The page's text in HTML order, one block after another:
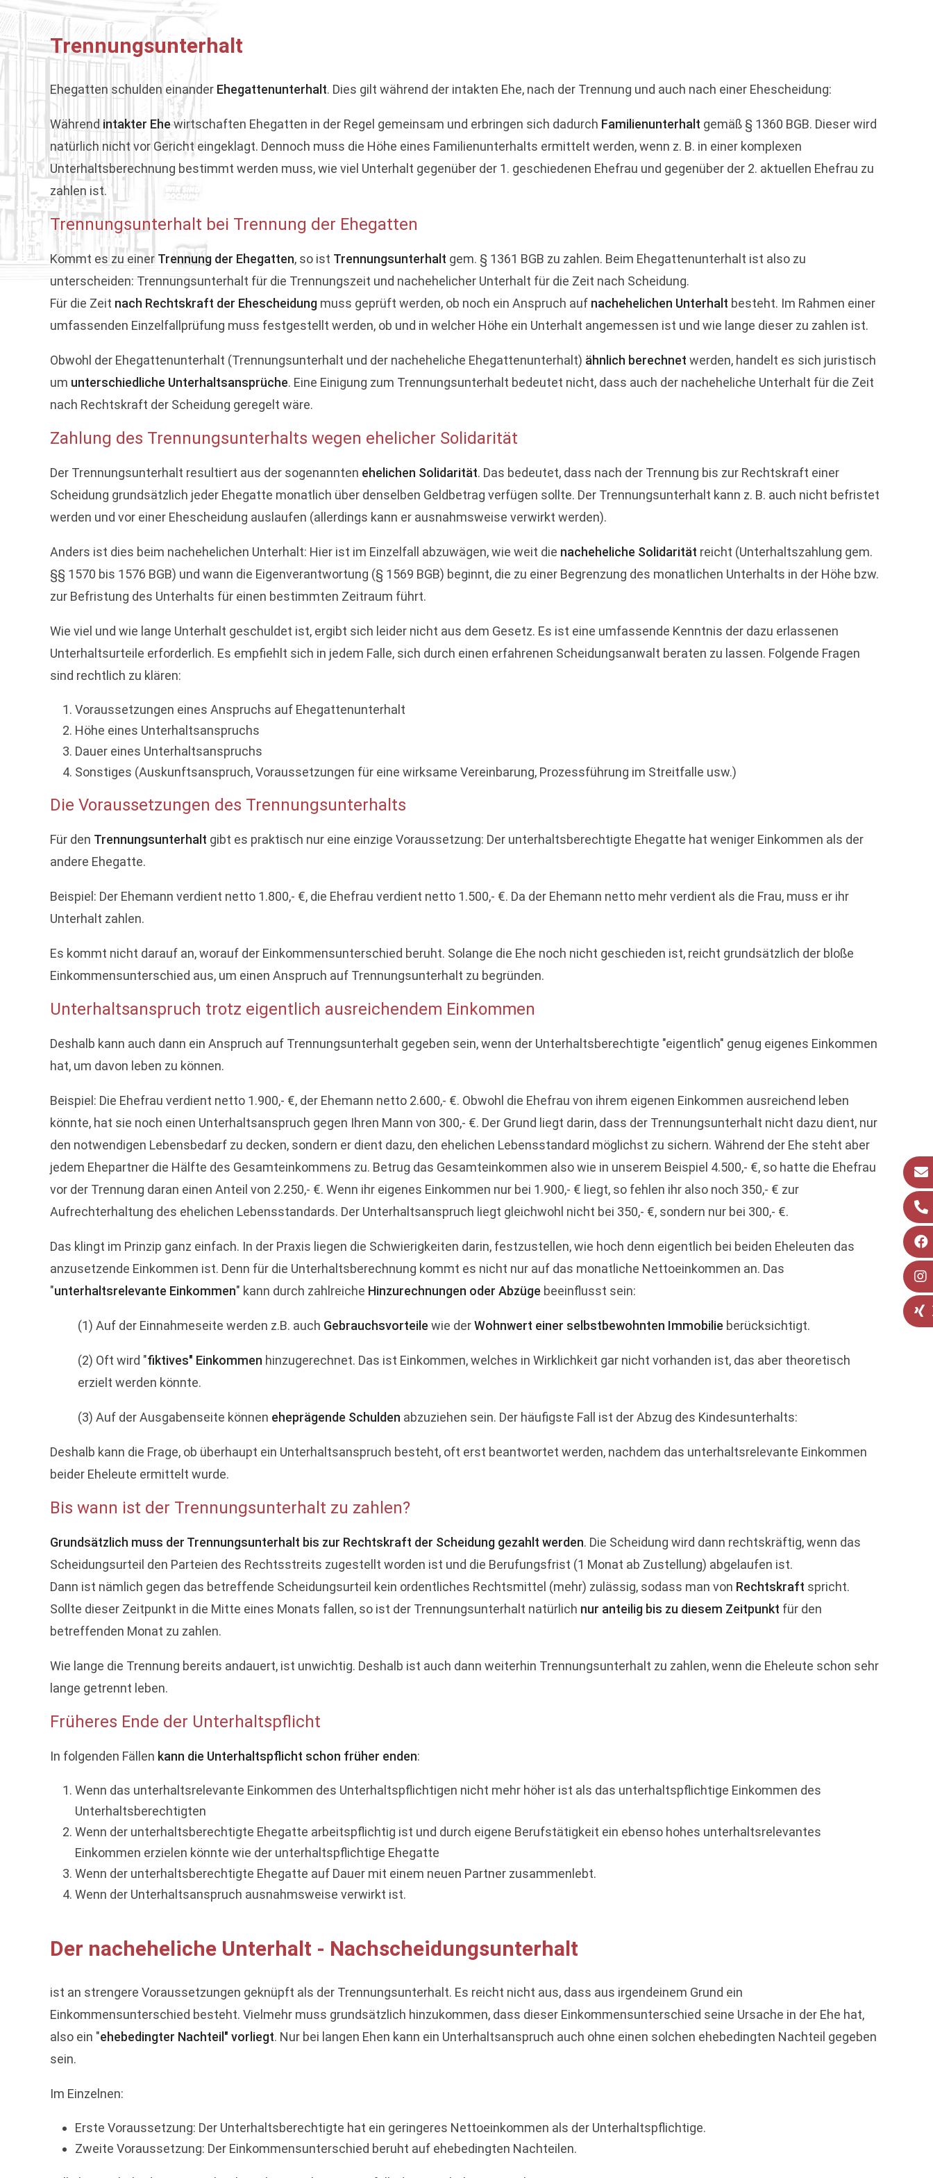
Trennungsunterhalt
Ehegatten schulden einander Ehegattenunterhalt. Dies gilt während der intakten Ehe, nach der Trennung und auch nach einer Ehescheidung:
Während intakter Ehewirtschaften Ehegatten in der Regel gemeinsam und erbringen sich dadurch Familienunterhalt gemäß § 1360 BGB. Dieser wird
natürlich nicht vor Gericht eingeklagt. Dennoch muss die Höhe eines Familienunterhalts ermittelt werden, wenn z. B. in einer komplexen
Unterhaltsberechnung bestimmt werden muss, wie viel Unterhalt gegenüber der 1. geschiedenen Ehefrau und gegenüber der 2. aktuellen Ehefrau zu
zahlen ist.
Trennungsunterhalt bei Trennung der Ehegatten
Kommt es zu einer Trennung der Ehegatten, so ist Trennungsunterhalt gem. § 1361 BGB zu zahlen. Beim Ehegattenunterhalt ist also zu
unterscheiden: Trennungsunterhalt für die Trennungszeit und nachehelicher Unterhalt für die Zeit nach Scheidung.
Für die Zeit nach Rechtskraft der Ehescheidung muss geprüft werden, ob noch ein Anspruch auf nachehelichen Unterhalt besteht. Im Rahmen einer
umfassenden Einzelfallprüfung muss festgestellt werden, ob und in welcher Höhe ein Unterhalt angemessen ist und wie lange dieser zu zahlen ist.
Obwohl der Ehegattenunterhalt (Trennungsunterhalt und der nacheheliche Ehegattenunterhalt) ähnlich berechnet werden, handelt es sich juristisch
um unterschiedliche Unterhaltsansprüche. Eine Einigung zum Trennungsunterhalt bedeutet nicht, dass auch der nacheheliche Unterhalt für die Zeit
nach Rechtskraft der Scheidung geregelt wäre.
Zahlung des Trennungsunterhalts wegen ehelicher Solidarität
Der Trennungsunterhalt resultiert aus der sogenannten ehelichen Solidarität. Das bedeutet, dass nach der Trennung bis zur Rechtskraft einer
Scheidung grundsätzlich jeder Ehegatte monatlich über denselben Geldbetrag verfügen sollte. Der Trennungsunterhalt kann z. B. auch nicht befristet
werden und vor einer Ehescheidung auslaufen (allerdings kann er ausnahmsweise verwirkt werden).
Anders ist dies beim nachehelichen Unterhalt: Hier ist im Einzelfall abzuwägen, wie weit die nacheheliche Solidarität reicht (Unterhaltszahlung gem.
§§ 1570 bis 1576 BGB) und wann die Eigenverantwortung (§ 1569 BGB) beginnt, die zu einer Begrenzung des monatlichen Unterhalts in der Höhe bzw.
zur Befristung des Unterhalts für einen bestimmten Zeitraum führt.
Wie viel und wie lange Unterhalt geschuldet ist, ergibt sich leider nicht aus dem Gesetz. Es ist eine umfassende Kenntnis der dazu erlassenen
Unterhaltsurteile erforderlich. Es empfiehlt sich in jedem Falle, sich durch einen erfahrenen Scheidungsanwalt beraten zu lassen. Folgende Fragen
sind rechtlich zu klären:
Voraussetzungen eines Anspruchs auf Ehegattenunterhalt
Höhe eines Unterhaltsanspruchs
Dauer eines Unterhaltsanspruchs
Sonstiges (Auskunftsanspruch, Voraussetzungen für eine wirksame Vereinbarung, Prozessführung im Streitfalle usw.)
Die Voraussetzungen des Trennungsunterhalts
Für den Trennungsunterhalt gibt es praktisch nur eine einzige Voraussetzung: Der unterhaltsberechtigte Ehegatte hat weniger Einkommen als der
andere Ehegatte.
Beispiel: Der Ehemann verdient netto 1.800,- €, die Ehefrau verdient netto 1.500,- €. Da der Ehemann netto mehr verdient als die Frau, muss er ihr
Unterhalt zahlen.
Es kommt nicht darauf an, worauf der Einkommensunterschied beruht. Solange die Ehe noch nicht geschieden ist, reicht grundsätzlich der bloße
Einkommensunterschied aus, um einen Anspruch auf Trennungsunterhalt zu begründen.
Unterhaltsanspruch trotz eigentlich ausreichendem Einkommen
Deshalb kann auch dann ein Anspruch auf Trennungsunterhalt gegeben sein, wenn der Unterhaltsberechtigte "eigentlich" genug eigenes Einkommen
hat, um davon leben zu können.
Beispiel: Die Ehefrau verdient netto 1.900,- €, der Ehemann netto 2.600,- €. Obwohl die Ehefrau von ihrem eigenen Einkommen ausreichend leben
könnte, hat sie noch einen Unterhaltsanspruch gegen Ihren Mann von 300,- €. Der Grund liegt darin, dass der Trennungsunterhalt nicht dazu dient, nur
den notwendigen Lebensbedarf zu decken, sondern er dient dazu, den ehelichen Lebensstandard möglichst zu sichern. Während der Ehe steht aber
jedem Ehepartner die Hälfte des Gesamteinkommens zu. Betrug das Gesamteinkommen also wie in unserem Beispiel 4.500,- €, so hatte die Ehefrau
vor der Trennung daran einen Anteil von 2.250,- €. Wenn ihr eigenes Einkommen nur bei 1.900,- € liegt, so fehlen ihr also noch 350,- € zur
Aufrechterhaltung des ehelichen Lebensstandards. Der Unterhaltsanspruch liegt gleichwohl nicht bei 350,- €, sondern nur bei 300,- €.
Das klingt im Prinzip ganz einfach. In der Praxis liegen die Schwierigkeiten darin, festzustellen, wie hoch denn eigentlich bei beiden Eheleuten das
anzusetzende Einkommen ist. Denn für die Unterhaltsberechnung kommt es nicht nur auf das monatliche Nettoeinkommen an. Das
"unterhaltsrelevante Einkommen" kann durch zahlreiche Hinzurechnungen oder Abzüge beeinflusst sein:
(1) Auf der Einnahmeseite werden z.B. auch Gebrauchsvorteile wie derWohnwert einer selbstbewohnten Immobilie berücksichtigt.
(2) Oft wird "fiktives" Einkommen hinzugerechnet. Das ist Einkommen, welches in Wirklichkeit gar nicht vorhanden ist, das aber theoretisch
erzielt werden könnte.
(3) Auf der Ausgabenseite können eheprägende Schulden abzuziehen sein. Der häufigste Fall ist der Abzug des Kindesunterhalts:
Deshalb kann die Frage, ob überhaupt ein Unterhaltsanspruch besteht, oft erst beantwortet werden, nachdem das unterhaltsrelevante Einkommen
beider Eheleute ermittelt wurde.
Bis wann ist der Trennungsunterhalt zu zahlen?
Grundsätzlich muss der Trennungsunterhalt bis zur Rechtskraft der Scheidung gezahlt werden. Die Scheidung wird dann rechtskräftig, wenn das
Scheidungsurteil den Parteien des Rechtsstreits zugestellt worden ist und die Berufungsfrist (1 Monat ab Zustellung) abgelaufen ist.
Dann ist nämlich gegen das betreffende Scheidungsurteil kein ordentliches Rechtsmittel (mehr) zulässig, sodass man von Rechtskraft spricht.
Sollte dieser Zeitpunkt in die Mitte eines Monats fallen, so ist der Trennungsunterhalt natürlich nur anteilig bis zu diesem Zeitpunkt für den
betreffenden Monat zu zahlen.
Wie lange die Trennung bereits andauert, ist unwichtig. Deshalb ist auch dann weiterhin Trennungsunterhalt zu zahlen, wenn die Eheleute schon sehr
lange getrennt leben.
Früheres Ende der Unterhaltspflicht
In folgenden Fällen kann die Unterhaltspflicht schon früher enden:
Wenn das unterhaltsrelevante Einkommen des Unterhaltspflichtigen nicht mehr höher ist als das unterhaltspflichtige Einkommen des
Unterhaltsberechtigten
Wenn der unterhaltsberechtigte Ehegatte arbeitspflichtig ist und durch eigene Berufstätigkeit ein ebenso hohes unterhaltsrelevantes
Einkommen erzielen könnte wie der unterhaltspflichtige Ehegatte
Wenn der unterhaltsberechtigte Ehegatte auf Dauer mit einem neuen Partner zusammenlebt.
Wenn der Unterhaltsanspruch ausnahmsweise verwirkt ist.
Der nacheheliche Unterhalt - Nachscheidungsunterhalt
ist an strengere Voraussetzungen geknüpft als der Trennungsunterhalt. Es reicht nicht aus, dass aus irgendeinem Grund ein
Einkommensunterschied besteht. Vielmehr muss grundsätzlich hinzukommen, dass dieser Einkommensunterschied seine Ursache in der Ehe hat,
also ein "ehebedingter Nachteil" vorliegt. Nur bei langen Ehen kann ein Unterhaltsanspruch auch ohne einen solchen ehebedingten Nachteil gegeben
sein.
Im Einzelnen:
Erste Voraussetzung: Der Unterhaltsberechtigte hat ein geringeres Nettoeinkommen als der Unterhaltspflichtige.
Zweite Voraussetzung: Der Einkommensunterschied beruht auf ehebedingten Nachteilen.